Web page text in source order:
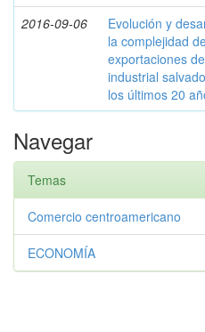
2016-09-06
Evolución y
la complejidad
exportaciones
industrial
los últimos 20
Navegar
Temas
Comercio centroamericano
ECONOMÍA